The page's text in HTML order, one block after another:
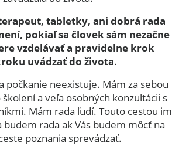
tabletky, ani dobrá rada
pokiaľ sa človek sám nezačne
vzdelávať a pravidelne krok
uvádzať do života.
počkanie neexistuje. Mám za sebou
a veľa osobných konzultácii s
Mám rada ľudí. Touto cestou im
budem rada ak Vás budem môcť na
poznania sprevádzať.